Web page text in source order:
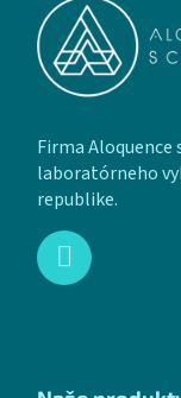
Firma
laboratórneho
republike.